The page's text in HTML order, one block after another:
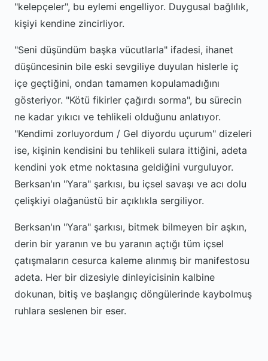
"kelepçeler", bu eylemi engelliyor. Duygusal bağlılık,
kişiyi kendine zincirliyor.
"Seni düşündüm başka vücutlarla" ifadesi, ihanet
düşüncesinin bile eski sevgiliye duyulan hislerle iç
içe geçtiğini, ondan tamamen kopulamadığını
gösteriyor. "Kötü fikirler çağırdı sorma", bu sürecin
ne kadar yıkıcı ve tehlikeli olduğunu anlatıyor.
"Kendimi zorluyordum / Gel diyordu uçurum" dizeleri
ise, kişinin kendisini bu tehlikeli sulara ittiğini, adeta
kendini yok etme noktasına geldiğini vurguluyor.
Berksan'ın "Yara" şarkısı, bu içsel savaşı ve acı dolu
çelişkiyi olağanüstü bir açıklıkla sergiliyor.
Berksan'ın "Yara" şarkısı, bitmek bilmeyen bir aşkın,
derin bir yaranın ve bu yaranın açtığı tüm içsel
çatışmaların cesurca kaleme alınmış bir manifestosu
adeta. Her bir dizesiyle dinleyicisinin kalbine
dokunan, bitiş ve başlangıç döngülerinde kaybolmuş
ruhlara seslenen bir eser.